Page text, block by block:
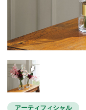
アーティフィシャル